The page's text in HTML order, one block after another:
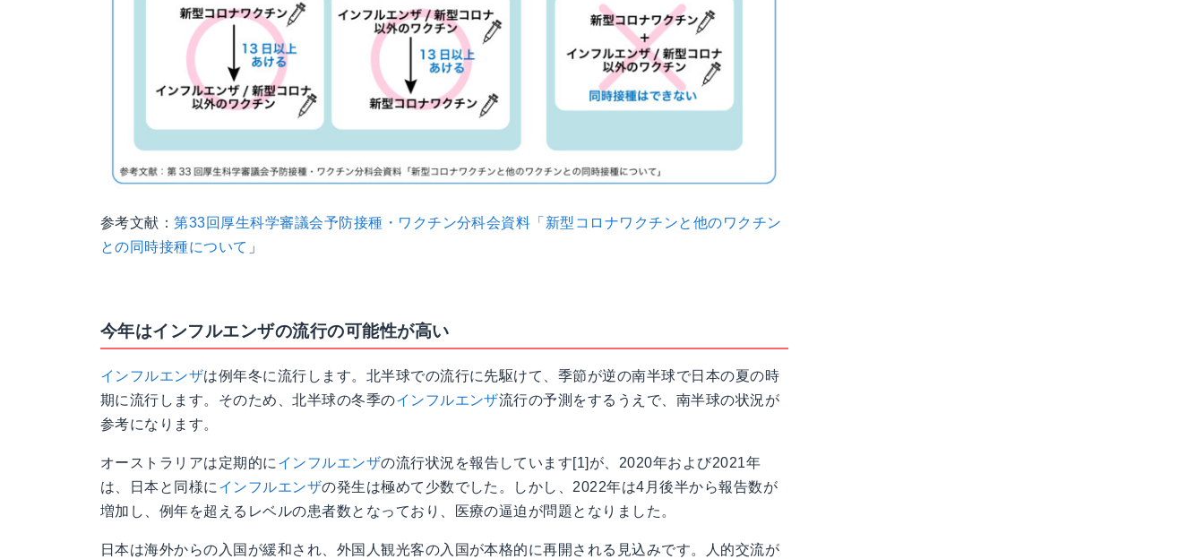
参考文献：第33回厚生科学審議会予防接種・ワクチン分科会資料「新型コロナワクチンと他のワクチン
との同時接種について 」
今年はインフルエンザの流行の可能性が高い
インフルエンザは例年冬に流行します。北半球での流行に先駆けて、季節が逆の南半球で日本の夏の時
期に流行します。そのため、北半球の冬季のインフルエンザ流行の予測をするうえで、南半球の状況が
参考になります。
オーストラリアは定期的に インフルエンザの流行状況を報告しています[1]が、2020年および2021年
は、日本と同様に インフルエンザの発生は極めて少数でした。しかし、2022年は4月後半から報告数が
増加し、例年を超えるレベルの患者数となっており、医療の逼迫が問題となりました。
日本は海外からの入国が緩和され、外国人観光客の入国が本格的に再開される見込みです。人的交流が